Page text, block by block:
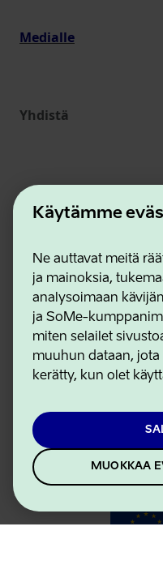
Käytämme
Ne auttavat meitä
ja mainoksia,
analysoimaan
ja SoMe-
miten selailet
muuhun dataan,
kerätty, kun olet
MUOKKAA
Medialle
Yhdistä
Estonian Business and
Yhteystiedot
Yhteistyökumppanit
Käyttöehdot
Eväste- ja